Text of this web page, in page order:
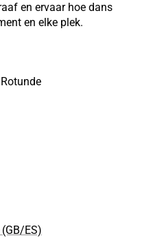
en ervaar hoe dans
en elke plek.
(GB/ES)